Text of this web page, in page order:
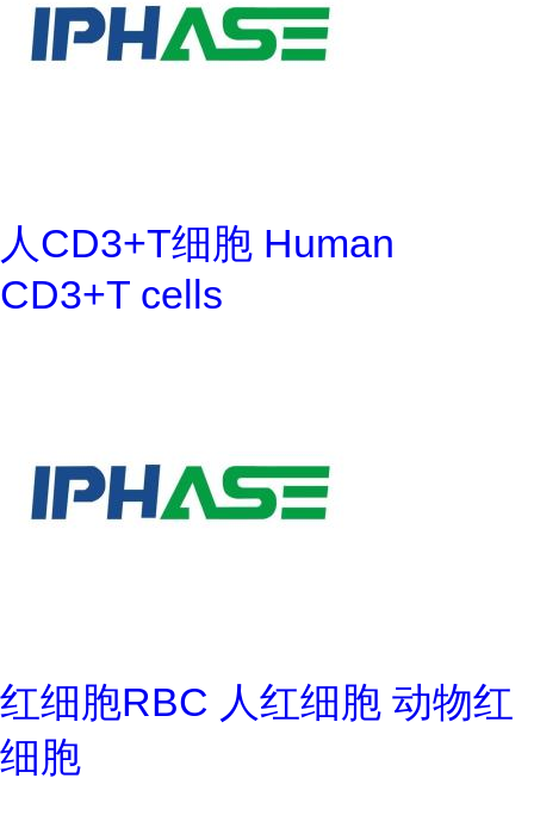
人CD3+T细胞 Human
CD3+T cells
红细胞RBC 人红细胞 动物红
细胞